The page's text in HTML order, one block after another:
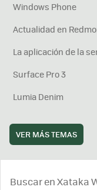
Windows Phone
Actualidad en
La aplicación de la
Surface Pro 3
Lumia Denim
VER MÁS TEMAS